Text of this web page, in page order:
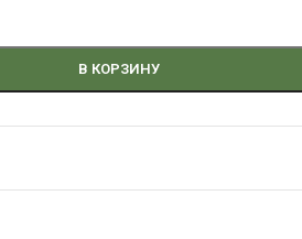
В КОРЗИНУ